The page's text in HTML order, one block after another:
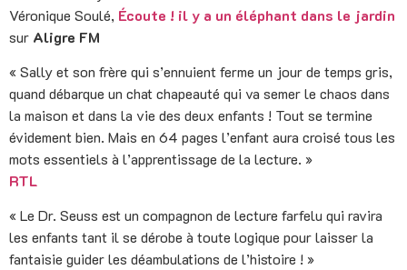
Véronique Soulé, Écoute ! il y a un éléphant dans le jardin
sur Aligre FM
« Sally et son frère qui s’ennuient ferme un jour de temps gris,
quand débarque un chat chapeauté qui va semer le chaos dans
la maison et dans la vie des deux enfants ! Tout se termine
évidement bien. Mais en 64 pages l’enfant aura croisé tous les
mots essentiels à l’apprentissage de la lecture. »
RTL
« Le Dr. Seuss est un compagnon de lecture farfelu qui ravira
les enfants tant il se dérobe à toute logique pour laisser la
fantaisie guider les déambulations de l’histoire ! »